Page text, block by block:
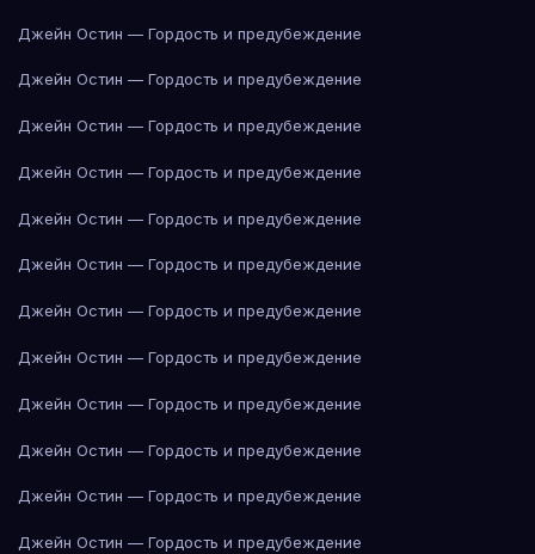
Джейн Остин — Гордость и предубеждение
Джейн Остин — Гордость и предубеждение
Джейн Остин — Гордость и предубеждение
Джейн Остин — Гордость и предубеждение
Джейн Остин — Гордость и предубеждение
Джейн Остин — Гордость и предубеждение
Джейн Остин — Гордость и предубеждение
Джейн Остин — Гордость и предубеждение
Джейн Остин — Гордость и предубеждение
Джейн Остин — Гордость и предубеждение
Джейн Остин — Гордость и предубеждение
Джейн Остин — Гордость и предубеждение